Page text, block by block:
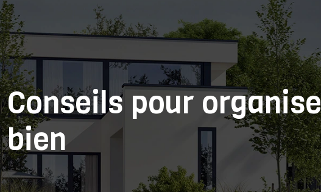
Conseils pour
bien